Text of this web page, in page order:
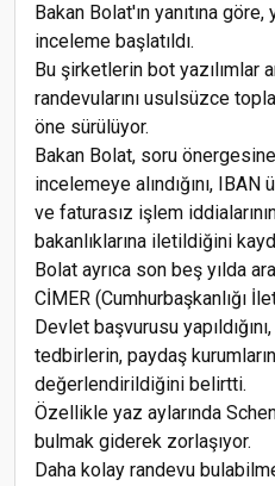
Bakan Bolat'ın yanıtına
inceleme başlatıldı.
Bu şirketlerin bot yazılımlar
randevularını usulsüzce
öne sürülüyor.
Bakan Bolat, soru
incelemeye alındığını, IBAN
ve faturasız işlem
bakanlıklarına iletildiğini
Bolat ayrıca son beş yılda
CİMER (Cumhurbaşkanlığı
Devlet başvurusu
tedbirlerin, paydaş
değerlendirildiğini belirtti.
Özellikle yaz aylarında
bulmak giderek zorlaşıyor.
Daha kolay randevu